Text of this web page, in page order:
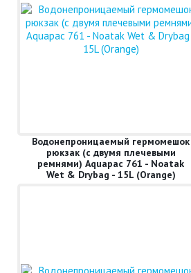
Водонепроницаемый гермомешок
рюкзак (с двумя плечевыми
ремнями) Aquapac 761 - Noatak
Wet & Drybag - 15L (Orange)